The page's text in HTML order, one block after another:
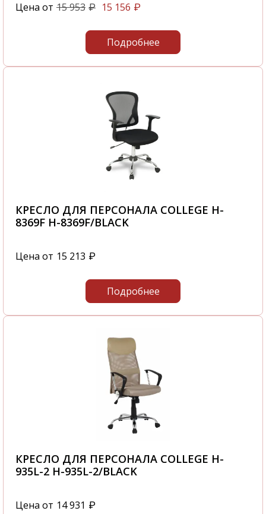
Цена от 15 953 ₽ 15 156 ₽
Подробнее
КРЕСЛО ДЛЯ ПЕРСОНАЛА COLLEGE H-
8369F H-8369F/BLACK
Цена от 15 213 ₽
Подробнее
КРЕСЛО ДЛЯ ПЕРСОНАЛА COLLEGE H-
935L-2 H-935L-2/BLACK
Цена от 14 931 ₽